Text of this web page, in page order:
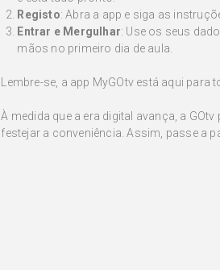
Registo: Abra a app e siga as
Entrar e Mergulhar: Use os seus
mãos no primeiro dia de aula.
Lembre-se, a app MyGOtv está aqui para
À medida que a era digital avança, a
festejar a conveniência. Assim, passe a